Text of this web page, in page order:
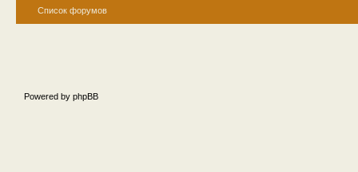
Список форумов
Powered by phpBB